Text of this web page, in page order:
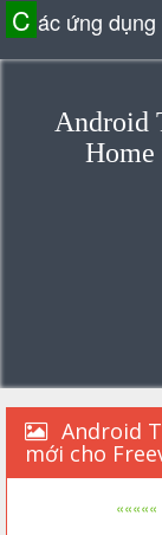
C ác ứng
Android
Android
mới cho
«««««